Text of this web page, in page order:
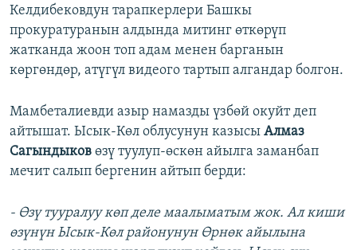
Келдибековдун тарапкерлери Башкы
прокуратуранын алдында митинг өткөрүп
жатканда жоон топ адам менен барганын
көргөндөр, атүгүл видеого тартып алгандар болгон.
Мамбеталиевди азыр намазды үзбөй окуйт деп
айтышат. Ысык-Көл облусунун казысы Алмаз
Сагындыков өзү туулуп-өскөн айылга заманбап
мечит салып бергенин айтып берди:
- Өзү тууралуу көп деле маалыматым жок. Ал киши
өзүнүн Ысык-Көл районунун Өрнөк айылына